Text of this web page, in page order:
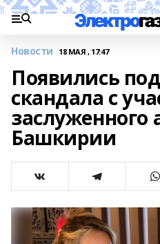
Новости 18 МАЯ , 17:47
Появились
скандала с
заслуженного
Башкирии